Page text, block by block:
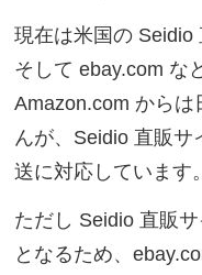
現在は米国の Seidio
そして ebay.com な
Amazon.com から
んが、Seidio 直販サ
送に対応しています。
ただし Seidio 直販
となるため、